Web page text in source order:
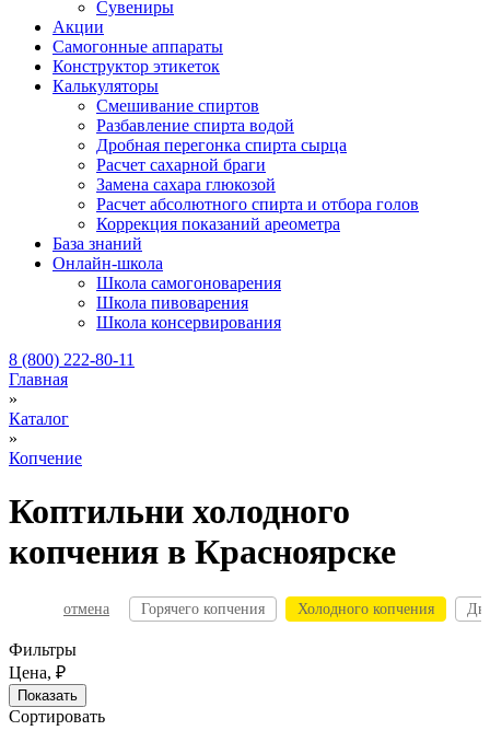
Сувениры
Акции
Самогонные аппараты
Конструктор этикеток
Калькуляторы
Cмешивание спиртов
Разбавление спирта водой
Дробная перегонка спирта сырца
Расчет сахарной браги
Замена сахара глюкозой
Расчет абсолютного спирта и отбора голов
Коррекция показаний ареометра
База знаний
Онлайн-школа
Школа самогоноварения
Школа пивоварения
Школа консервирования
8 (800) 222-80-11
Главная
»
Каталог
»
Копчение
Коптильни холодного
копчения в Красноярске
отмена Горячего копчения Холодного копчения
Фильтры
Цена, ₽
Сортировать